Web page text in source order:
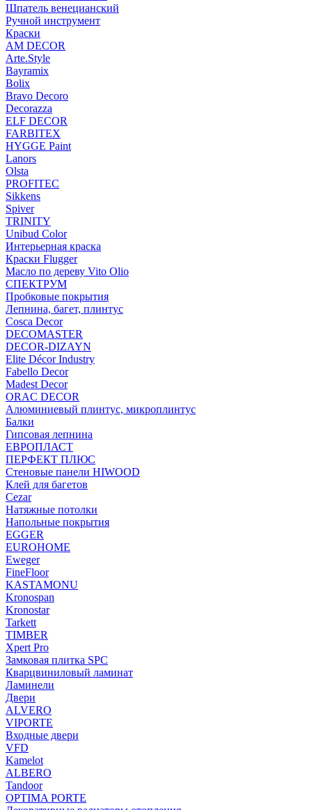
Шпатель венецианский
Ручной инструмент
Краски
AM DECOR
Arte.Style
Bayramix
Bolix
Bravo Decoro
Decorazza
ELF DECOR
FARBITEX
HYGGE Paint
Lanors
Olsta
PROFITEC
Sikkens
Spiver
TRINITY
Unibud Color
Интерьерная краска
Краски Flugger
Масло по дереву Vito Olio
СПЕКТРУМ
Пробковые покрытия
Лепнина, багет, плинтус
Cosca Decor
DECOMASTER
DECOR-DIZAYN
Elite Décor Industry
Fabello Decor
Madest Decor
ORAC DECOR
Алюминиевый плинтус, микроплинтус
Балки
Гипсовая лепнина
ЕВРОПЛАСТ
ПЕРФЕКТ ПЛЮС
Стеновые панели HIWOOD
Клей для багетов
Cezar
Натяжные потолки
Напольные покрытия
EGGER
EUROHOME
Eweger
FineFloor
KASTAMONU
Kronospan
Kronostar
Tarkett
TIMBER
Xpert Pro
Замковая плитка SPC
Кварцвиниловый ламинат
Ламинели
Двери
ALVERO
VIPORTE
Входные двери
VFD
Kamelot
ALBERO
Tandoor
OPTIMA PORTE